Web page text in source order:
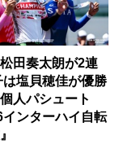
田奏太朗が2連
は塩貝穂佳が優勝
人パシュート
インターハイ自転